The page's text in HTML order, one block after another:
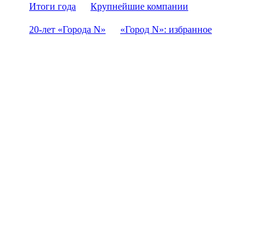
Итоги года
Крупнейшие компании
20-лет «Города N» «Город N»: избранное